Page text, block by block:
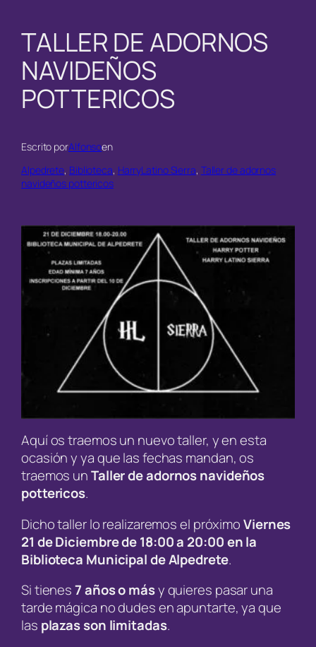
TALLER DE ADORNOS
NAVIDEÑOS
POTTERICOS
Escrito porAlfonsoen
Alpedrete, Biblioteca, HarryLatino Sierra, Taller de adornos
navideños pottericos
Aquí os traemos un nuevo taller, y en esta
ocasión y ya que las fechas mandan, os
traemos unTaller de adornos navideños
pottericos.
Dicho taller lo realizaremos el próximoViernes
21 de Diciembre de 18:00 a 20:00 en la
Biblioteca Municipal de Alpedrete.
Si tienes7 años o másy quieres pasar una
tarde mágica no dudes en apuntarte, ya que
las plazas son limitadas.